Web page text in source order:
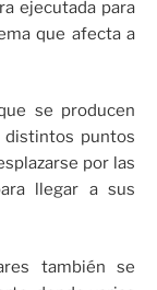
ejecutada para
que afecta a
se producen
distintos puntos
por las
llegar a sus
también se